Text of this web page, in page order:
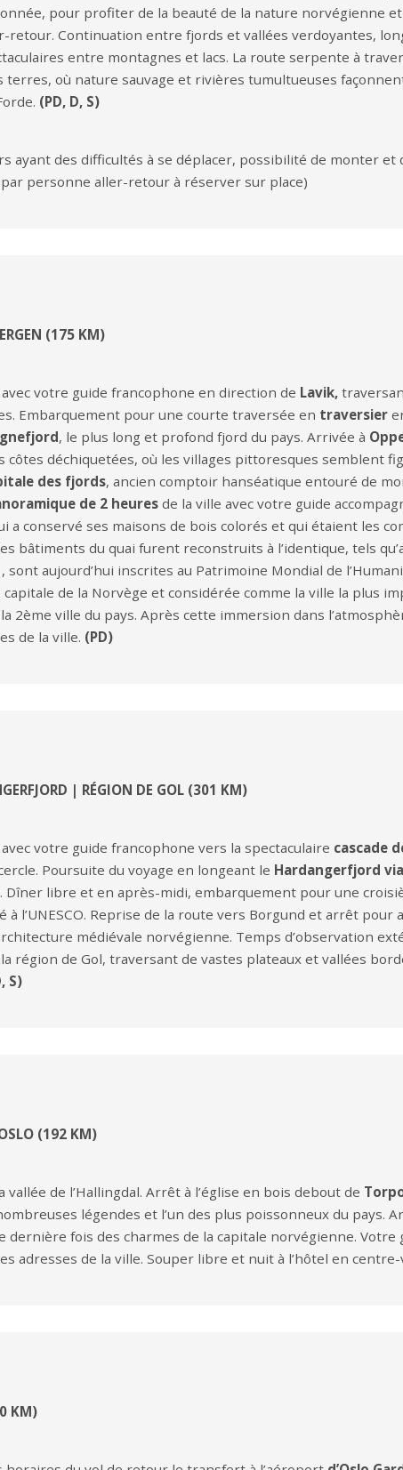
pour profiter de la beauté de la nature norvégienne
retour. Continuation entre fjords et vallées verdoyantes,
entre montagnes et lacs. La route serpente à
terres, où nature sauvage et rivières tumultueuses
(PD, D, S)
ayant des difficultés à se déplacer, possibilité de monter
personne aller-retour à réserver sur place)
(175 KM)
votre guide francophone en direction de Lavik,
Embarquement pour une courte traversée en traversier
, le plus long et profond fjord du pays. Arrivée à
côtes déchiquetées, où les villages pittoresques semblent
des fjords, ancien comptoir hanséatique entouré de
de 2 heures de la ville avec votre guide
a conservé ses maisons de bois colorés et qui étaient les
bâtiments du quai furent reconstruits à l’identique, tels
sont aujourd’hui inscrites au Patrimoine Mondial de
de la Norvège et considérée comme la ville la plus
2ème ville du pays. Après cette immersion dans
de la ville. (PD)
| RÉGION DE GOL (301 KM)
votre guide francophone vers la spectaculaire cascade
Poursuite du voyage en longeant le Hardangerfjord
Dîner libre et en après-midi, embarquement pour une
à l’UNESCO. Reprise de la route vers Borgund et arrêt pour
médiévale norvégienne. Temps d’observation
région de Gol, traversant de vastes plateaux et vallées
S)
(192 KM)
de l’Hallingdal. Arrêt à l’église en bois debout de
légendes et l’un des plus poissonneux du pays.
dernière fois des charmes de la capitale norvégienne.
adresses de la ville. Souper libre et nuit à l’hôtel en centre-
KM)